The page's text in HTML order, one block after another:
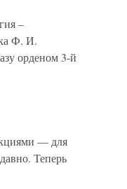
–
Ф. И.
орденом 3-й
— для
Теперь